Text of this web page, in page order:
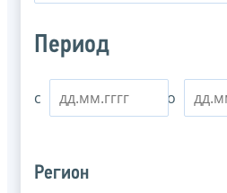
Период
с по
Регион